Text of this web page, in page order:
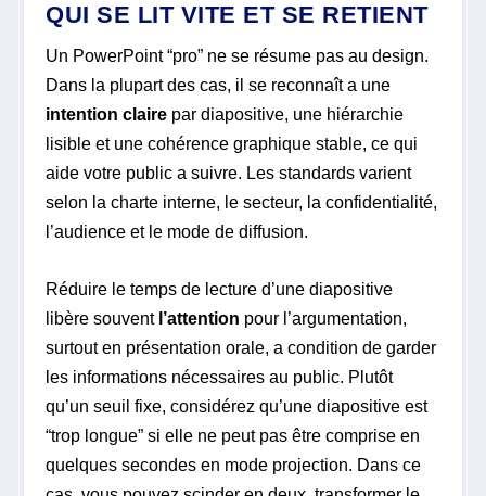
QUI SE LIT VITE ET SE RETIENT
Un PowerPoint “pro” ne se résume pas au design.
Dans la plupart des cas, il se reconnaît a une
intention claire par diapositive, une hiérarchie
lisible et une cohérence graphique stable, ce qui
aide votre public a suivre. Les standards varient
selon la charte interne, le secteur, la confidentialité,
l’audience et le mode de diffusion.
Réduire le temps de lecture d’une diapositive
libère souvent l’attention pour l’argumentation,
surtout en présentation orale, a condition de garder
les informations nécessaires au public. Plutôt
qu’un seuil fixe, considérez qu’une diapositive est
“trop longue” si elle ne peut pas être comprise en
quelques secondes en mode projection. Dans ce